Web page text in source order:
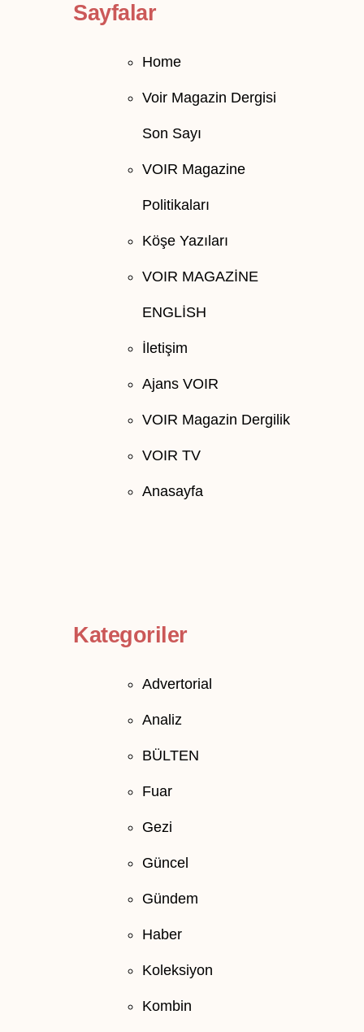
Sayfalar
Home
Voir Magazin Dergisi
Son Sayı
VOIR Magazine
Politikaları
Köşe Yazıları
VOIR MAGAZİNE
ENGLİSH
İletişim
Ajans VOIR
VOIR Magazin Dergilik
VOIR TV
Anasayfa
Kategoriler
Advertorial
Analiz
BÜLTEN
Fuar
Gezi
Güncel
Gündem
Haber
Koleksiyon
Kombin